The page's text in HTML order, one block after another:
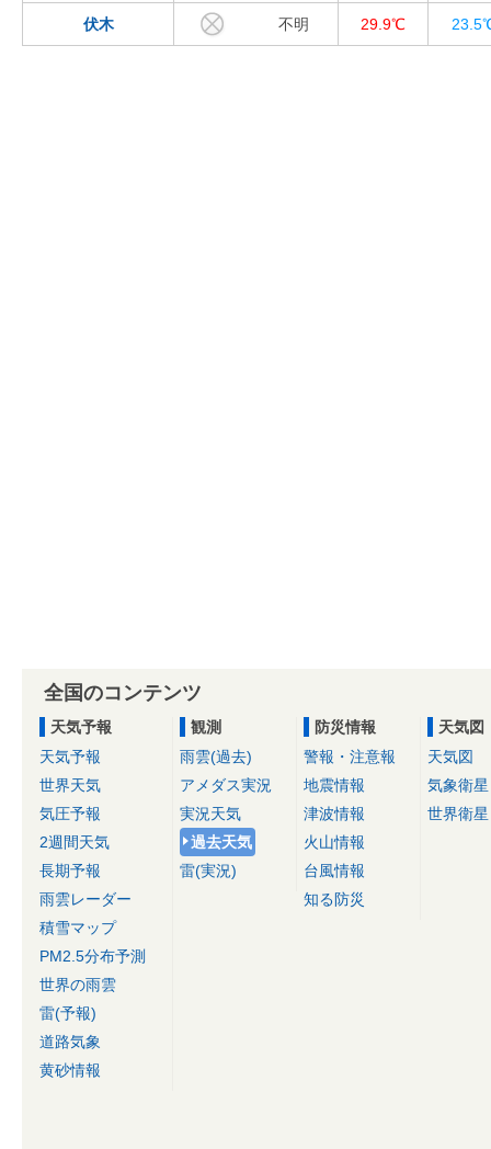
伏木 不明 29.9℃
全国のコンテンツ
天気予報
天気予報
世界天気
気圧予報
2週間天気
長期予報
雨雲レーダー
積雪マップ
PM2.5分布予測
世界の雨雲
雷(予報)
道路気象
黄砂情報
観測
雨雲(過去)
アメダス実況
実況天気
過去天気
雷(実況)
防災情報
警報・注意報
地震情報
津波情報
火山情報
台風情報
知る防災
天気図
天気図
気象衛星
世界衛星